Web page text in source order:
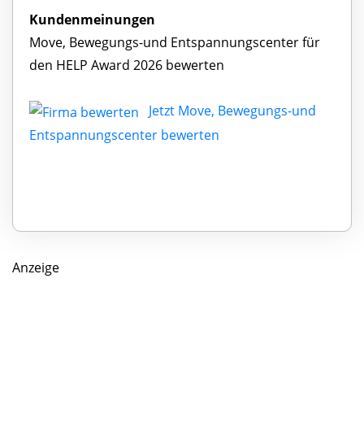
Kundenmeinungen
Move, Bewegungs-und Entspannungscenter für
den HELP Award 2026 bewerten
Jetzt Move, Bewegungs-und
Entspannungscenter bewerten
Anzeige